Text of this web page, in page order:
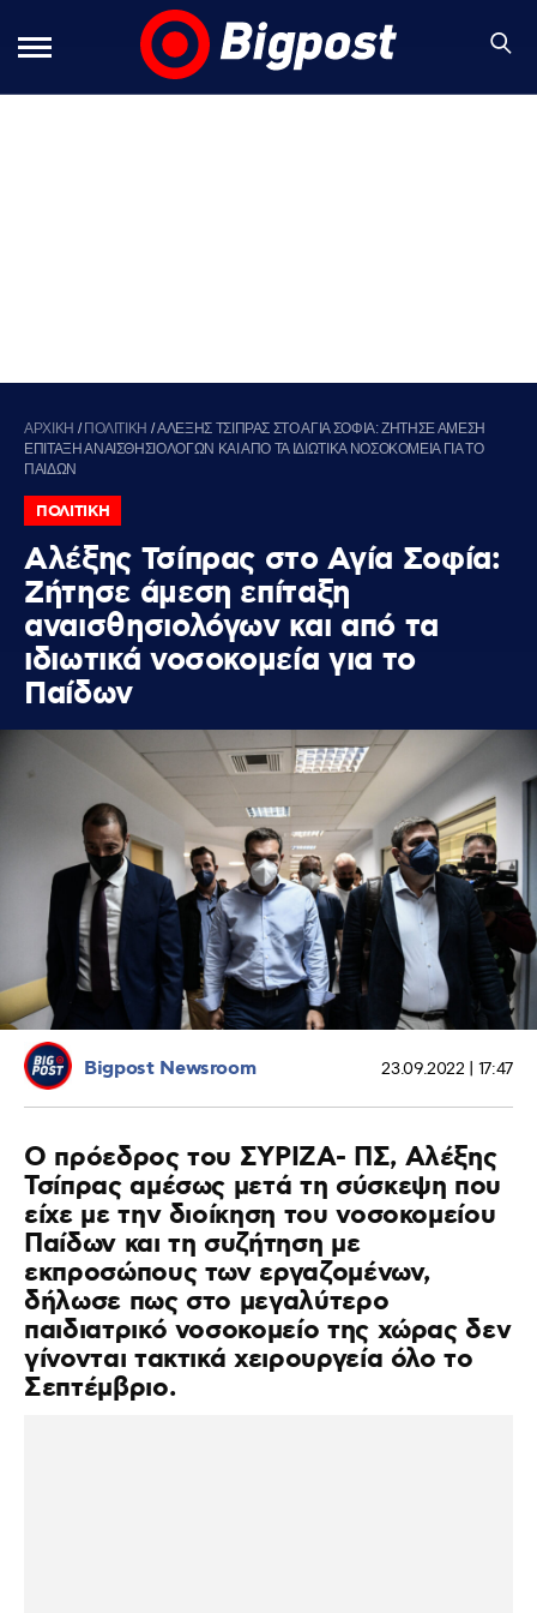
ΑΡΧΙΚΗ / ΠΟΛΙΤΙΚΗ /AΛΕΞΗΣ ΤΣΙΠΡΑΣ ΣΤΟ ΑΓΙΑ ΣΟΦΙΑ: ΖΗΤΗΣΕ ΑΜΕΣΗ
ΕΠΙΤΑΞΗ ΑΝΑΙΣΘΗΣΙΟΛΟΓΩΝ ΚΑΙ ΑΠΟ ΤΑ ΙΔΙΩΤΙΚΑ ΝΟΣΟΚΟΜΕΙΑ ΓΙΑ ΤΟ
ΠΑΙΔΩΝ
ΠΟΛΙΤΙΚΗ
Aλέξης Τσίπρας στο Αγία Σοφία:
Ζήτησε άμεση επίταξη
αναισθησιολόγων και από τα
ιδιωτικά νοσοκομεία για το
Παίδων
Bigpost Newsroom 23.09.2022 | 17:47
Ο πρόεδρος του ΣΥΡΙΖΑ- ΠΣ, Αλέξης
Τσίπρας αμέσως μετά τη σύσκεψη που
είχε με την διοίκηση του νοσοκομείου
Παίδων και τη συζήτηση με
εκπροσώπους των εργαζομένων,
δήλωσε πως στο μεγαλύτερο
παιδιατρικό νοσοκομείο της χώρας δεν
γίνονται τακτικά χειρουργεία όλο το
Σεπτέμβριο.